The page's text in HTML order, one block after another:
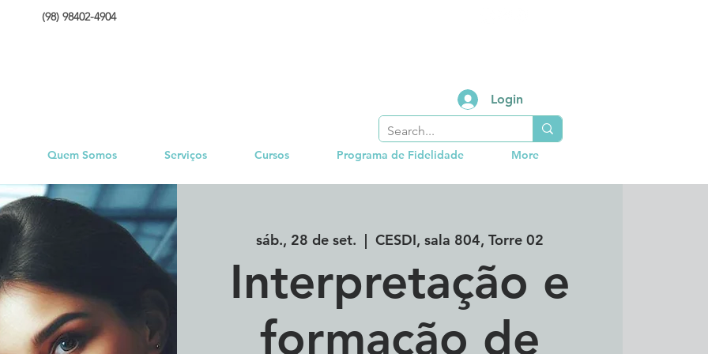
(98) 98402-4904
Login
Quem Somos Serviços Cursos Programa de Fidelidade More
sáb., 28 de set.
  |
CESDI, sala 804, Torre 02
Interpretação e
formação de